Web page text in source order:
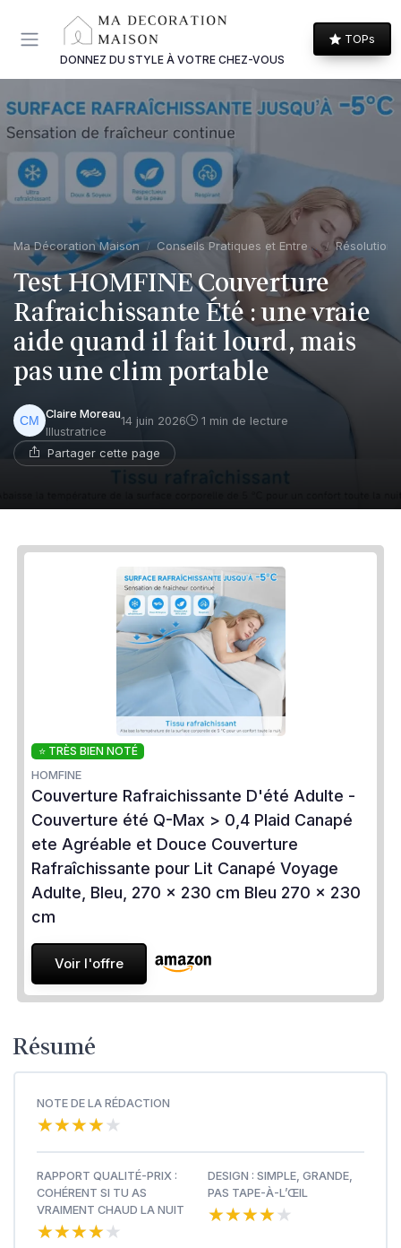
DONNEZ DU STYLE À VOTRE CHEZ-VOUS
TOPs
Ma Décoration Maison Conseils Pratiques et Entretien Résolution
Test HOMFINE Couverture
Rafraichissante Été : une vraie
aide quand il fait lourd, mais
pas une clim portable
Claire Moreau
Illustratrice
14 juin 2026 1 min de lecture
Partager cette page
⭐ TRÈS BIEN NOTÉ
HOMFINE
Couverture Rafraichissante D'été Adulte -
Couverture été Q-Max > 0,4 Plaid Canapé
ete Agréable et Douce Couverture
Rafraîchissante pour Lit Canapé Voyage
Adulte, Bleu, 270 x 230 cm Bleu 270 x 230
cm
Voir l'offre
Résumé
NOTE DE LA RÉDACTION
★★★★★
★★★★★
RAPPORT QUALITÉ-PRIX :
COHÉRENT SI TU AS
VRAIMENT CHAUD LA NUIT
★★★★★
★★★★★
DESIGN : SIMPLE, GRANDE,
PAS TAPE-À-L’ŒIL
★★★★★
★★★★★
Panneau de gestion des cookies